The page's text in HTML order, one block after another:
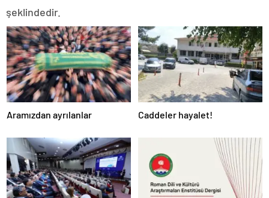
şeklindedir.
Aramızdan ayrılanlar Caddeler hayalet!